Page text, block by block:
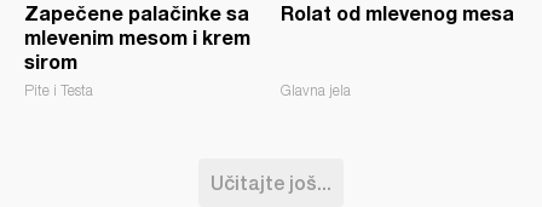
Zapečene palačinke sa
mlevenim mesom i krem
sirom
Pite i Testa
Rolat od mlevenog mesa
Glavna jela
Učitajte još...